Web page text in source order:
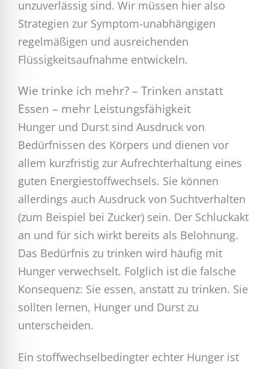
unzuverlässig sind. Wir müssen hier also
Strategien zur Symptom-unabhängigen
regelmäßigen und ausreichenden
Flüssigkeitsaufnahme entwickeln.
Wie trinke ich mehr? – Trinken anstatt
Essen – mehr Leistungsfähigkeit
Hunger und Durst sind Ausdruck von
Bedürfnissen des Körpers und dienen vor
allem kurzfristig zur Aufrechterhaltung eines
guten Energiestoffwechsels. Sie können
allerdings auch Ausdruck von Suchtverhalten
(zum Beispiel bei Zucker) sein. Der Schluckakt
an und für sich wirkt bereits als Belohnung.
Das Bedürfnis zu trinken wird häufig mit
Hunger verwechselt. Folglich ist die falsche
Konsequenz: Sie essen, anstatt zu trinken. Sie
sollten lernen, Hunger und Durst zu
unterscheiden.
Ein stoffwechselbedingter echter Hunger ist